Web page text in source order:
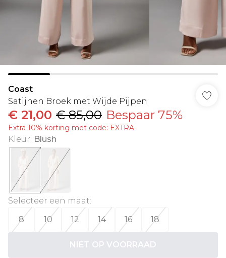
Coast
Satijnen Broek met Wijde Pijpen
€ 21,00 € 85,00 Bespaar 75%
Extra 10% korting met code: EXTRA
Kleur: Blush
Selecteer een maat:
8
10 12 14 16 18
NIET OP VOORRAAD